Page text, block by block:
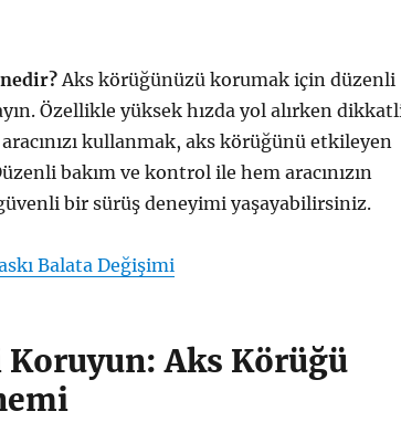
Aks körüğünüzü korumak için düzenli
Özellikle yüksek hızda yol alırken
kullanmak, aks körüğünü etkileyen
bakım ve kontrol ile hem aracınızın
bir sürüş deneyimi yaşayabilirsiniz.
Balata Değişimi
Aks Körüğü